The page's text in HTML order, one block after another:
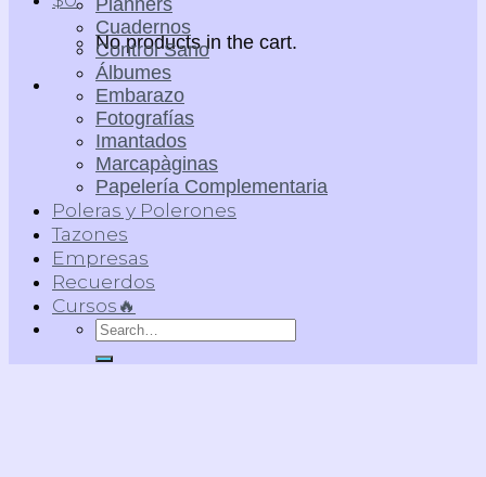
No products in the cart.
Planners
Cuadernos
Control Sano
Álbumes
Embarazo
Fotografías
Imantados
Marcapàginas
Papelería Complementaria
Poleras y Polerones
Tazones
Empresas
Recuerdos
Cursos🔥
Search
for: